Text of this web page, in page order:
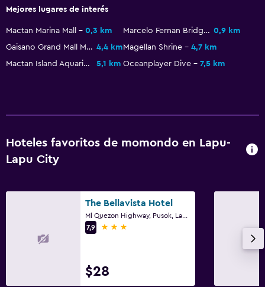
Mejores lugares de interés
Mactan Marina Mall 0,3 km Marcelo Fernan Bridge 0,9 km
Gaisano Grand Mall Mactan 4,4 kmMagellan Shrine
4,7 km
Mactan Island Aquarium
5,1 km Oceanplayer Dive 7,5 km
Hoteles favoritos de momondo en Lapu-
Lapu City
The Bellavista Hotel
7,9
3 estrellas
$28